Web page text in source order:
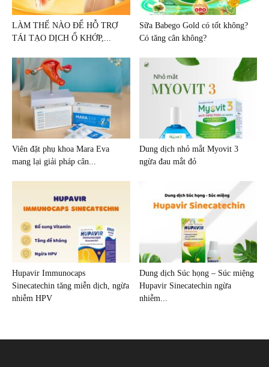
LÀM THẾ NÀO ĐỂ HỖ TRỢ
TÁI TẠO DỊCH Ổ KHỚP,...
Sữa Babego Gold có tốt không?
Có tăng cân không?
Viên đặt phụ khoa Mara Eva
mang lại giải pháp cân...
Dung dịch nhỏ mắt Myovit 3
ngừa đau mắt đỏ
Hupavir Immunocaps
Sinecatechin tăng miễn dịch, ngừa
nhiễm HPV
Dung dịch Súc họng – Súc miệng
Hupavir Sinecatechin ngừa
nhiễm...